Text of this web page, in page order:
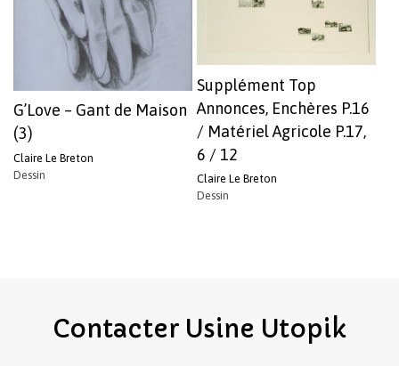
G’Love – Gant de Maison
(3)
Claire Le Breton
Dessin
Supplément Top
Annonces, Enchères P.16
/ Matériel Agricole P.17,
6 / 12
Claire Le Breton
Dessin
Contacter Usine Utopik